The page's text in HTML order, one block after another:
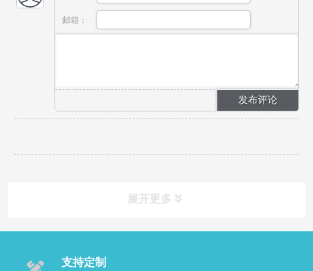
邮箱：
展开更多
支持定制